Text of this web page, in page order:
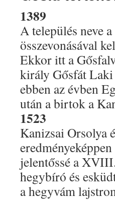
1389
A település neve
összevonásával
Ekkor itt a
király Gősfát Laki
ebben az évben
után a birtok a
1523
Kanizsai Orsolya
jelentőssé a
hegybíró és
a hegyvám